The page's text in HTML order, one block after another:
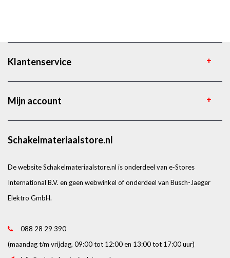
Klantenservice
Mijn account
Schakelmateriaalstore.nl
De website Schakelmateriaalstore.nl is onderdeel van e-Stores
International B.V. en geen webwinkel of onderdeel van Busch-Jaeger
Elektro GmbH.
088 28 29 390
(maandag t/m vrijdag, 09:00 tot 12:00 en 13:00 tot 17:00 uur)